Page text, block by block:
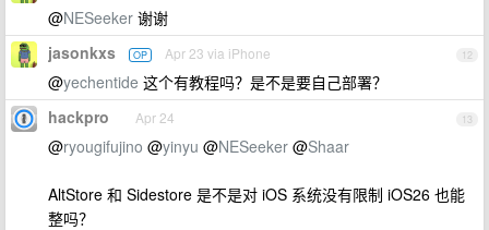
@NESeeker 谢谢
12
jasonkxs OP Apr 23 via iPhone
@yechentide 这个有教程吗？是不是要自己部署？
13
hackpro Apr 24
@ryougifujino @yinyu @NESeeker @Shaar
AltStore 和 Sidestore 是不是对 iOS 系统没有限制 iOS26 也能
整吗？